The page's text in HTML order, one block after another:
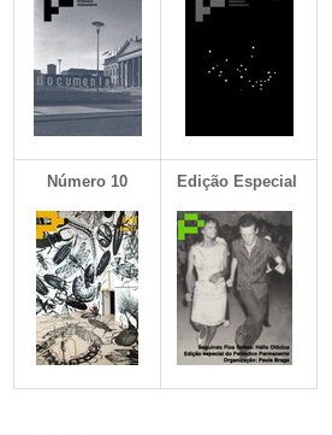
Número 10 Edição Especial